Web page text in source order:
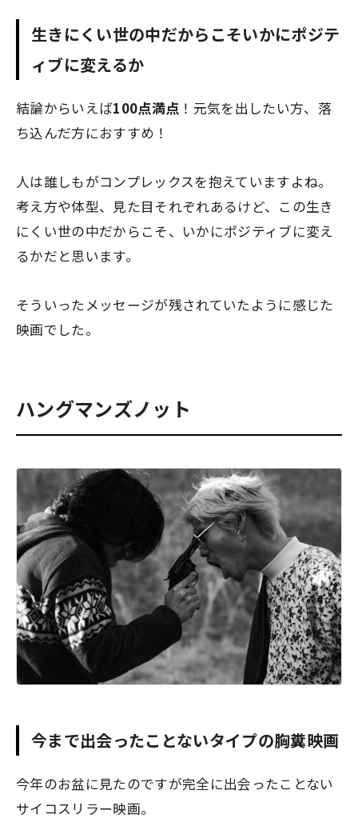
生きにくい世の中だからこそいかにポジテ
ィブに変えるか
結論からいえば100点満点 ！元気を出したい方、落
ち込んだ方におすすめ！
人は誰しもがコンプレックスを抱えていますよね。
考え方や体型、見た目それぞれあるけど、この生き
にくい世の中だからこそ、いかにポジティブに変え
るかだと思います。
そういったメッセージが残されていたように感じた
映画でした。
ハングマンズノット
今まで出会ったことないタイプの胸糞映画
今年のお盆に見たのですが完全に出会ったことない
サイコスリラー映画。